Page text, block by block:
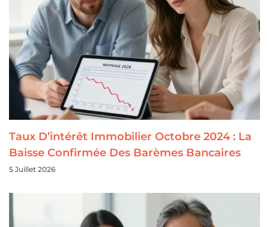
Taux D’intérêt Immobilier Octobre 2024 : La
Baisse Confirmée Des Barèmes Bancaires
5 Juillet 2026